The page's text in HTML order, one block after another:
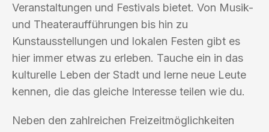
Veranstaltungen und Festivals bietet. Von Musik-
und Theateraufführungen bis hin zu
Kunstausstellungen und lokalen Festen gibt es
hier immer etwas zu erleben. Tauche ein in das
kulturelle Leben der Stadt und lerne neue Leute
kennen, die das gleiche Interesse teilen wie du.
Neben den zahlreichen Freizeitmöglichkeiten